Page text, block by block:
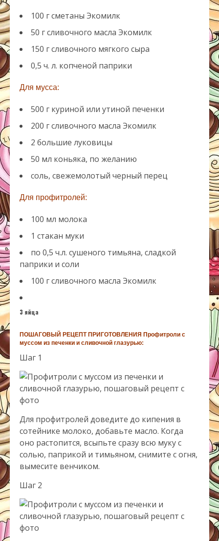
100 г сметаны Экомилк
50 г сливочного масла Экомилк
150 г сливочного мягкого сыра
0,5 ч. л. копченой паприки
Для мусса:
500 г куриной или утиной печенки
200 г сливочного масла Экомилк
2 большие луковицы
50 мл коньяка, по желанию
соль, свежемолотый черный перец
Для профитролей:
100 мл молока
1 стакан муки
по 0,5 ч.л. сушеного тимьяна, сладкой
паприки и соли
100 г сливочного масла Экомилк
3 яйца
ПОШАГОВЫЙ РЕЦЕПТ ПРИГОТОВЛЕНИЯ Профитроли с
муссом из печенки и сливочной глазурью:
Шаг 1
Для профитролей доведите до кипения в
сотейнике молоко, добавьте масло. Когда
оно растопится, всыпьте сразу всю муку с
солью, паприкой и тимьяном, снимите с огня,
вымесите венчиком.
Шаг 2